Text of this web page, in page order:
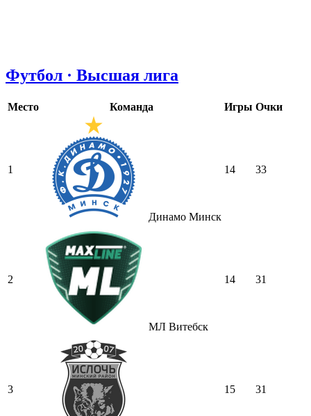
Футбол · Высшая лига
Место Команда Игры Очки
1
Динамо Минск
14 33
2
МЛ Витебск
14 31
3 15 31